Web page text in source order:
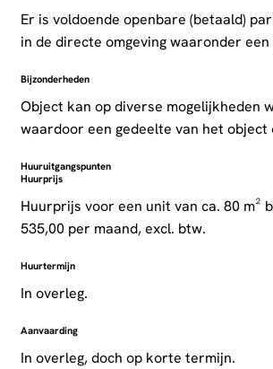
Er is voldoende openbare (betaald)
in de directe omgeving waaronder
Bijzonderheden
Object kan op diverse mogelijkheden
waardoor een gedeelte van het object
Huuruitgangspunten
Huurprijs
Huurprijs voor een unit van ca. 80 m²
535,00 per maand, excl. btw.
Huurtermijn
In overleg.
Aanvaarding
In overleg, doch op korte termijn.